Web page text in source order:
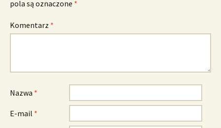
pola są oznaczone *
Komentarz *
Nazwa *
E-mail *